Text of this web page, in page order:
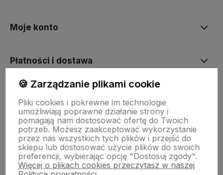
Moje konto
Płatności i dostawa
O nas
🍪 Zarządzanie plikami cookie
Pliki cookies i pokrewne im technologie
umożliwiają poprawne działanie strony i
pomagają nam dostosować ofertę do Twoich
potrzeb. Możesz zaakceptować wykorzystanie
przez nas wszystkich tych plików i przejść do
sklepu lub dostosować użycie plików do swoich
preferencji, wybierając opcję "Dostosuj zgody".
Więcej o plikach cookies przeczytasz w naszej